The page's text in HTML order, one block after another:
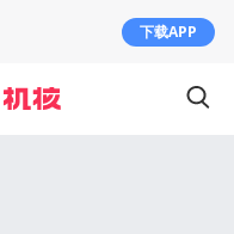
下载APP